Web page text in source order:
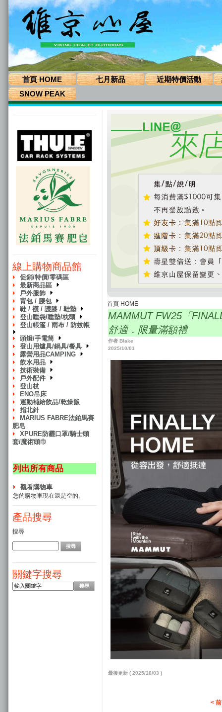
首頁 HOME 七月新品 近期特價活動
SNOW PEAK
線上購物商品館
促銷/特價/零碼區
最新商品區
戶外服飾
背包 / 腰包
鞋 / 襪 / 護膝 / 鞋墊
登山睡袋/睡墊/枕頭
登山帳篷 / 雨布 / 防蚊帳
頭燈/手電筒
登山用爐具/鍋具/餐具
露營用品CAMPING
飲水用品
技術裝備
戶外配件
登山杖
ENO吊床
運動補給飲品/乾燥飯
指北針
MARIUS FABRE法鉑馬賽
肥皂
XPURE防霾口罩/騎士頭
套/魔術頭巾
列出所有商品
觀看購物車
您的購物車現在還是空的。
產品搜尋
搜尋
關鍵字搜尋
首頁 HOME
MAMMUT FW25「
舒適．限量滿額禮
作者 Blake
2025/10/01
最後更新 ( 2025/10/03 )
<